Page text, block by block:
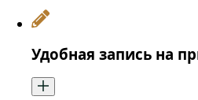
Удобная запись на